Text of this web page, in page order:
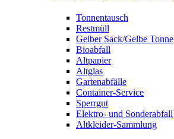
Tonnentausch
Restmüll
Gelber Sack/Gelbe Tonne
Bioabfall
Altpapier
Altglas
Gartenabfälle
Container-Service
Sperrgut
Elektro- und Sonderabfall
Altkleider-Sammlung